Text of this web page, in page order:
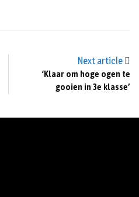
Next article
‘Klaar om hoge ogen te
gooien in 3e klasse’